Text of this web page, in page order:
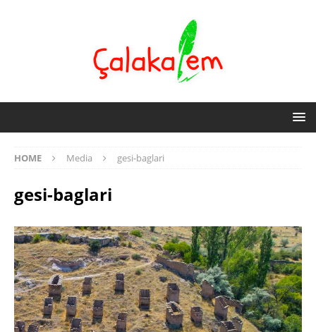
HOME Media gesi-baglari
gesi-baglari